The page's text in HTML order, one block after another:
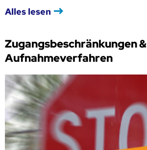
Alles lesen
Zugangsbeschränkungen &
Aufnahmeverfahren